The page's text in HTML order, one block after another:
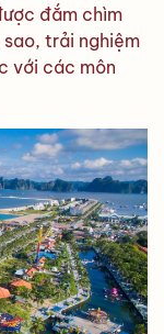
đắm chìm
trải nghiệm
với các môn